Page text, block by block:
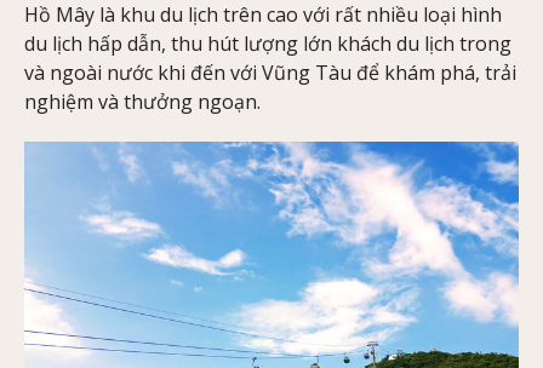
Hồ Mây là khu du lịch trên cao với rất nhiều loại hình
du lịch hấp dẫn, thu hút lượng lớn khách du lịch trong
và ngoài nước khi đến với Vũng Tàu để khám phá, trải
nghiệm và thưởng ngoạn.